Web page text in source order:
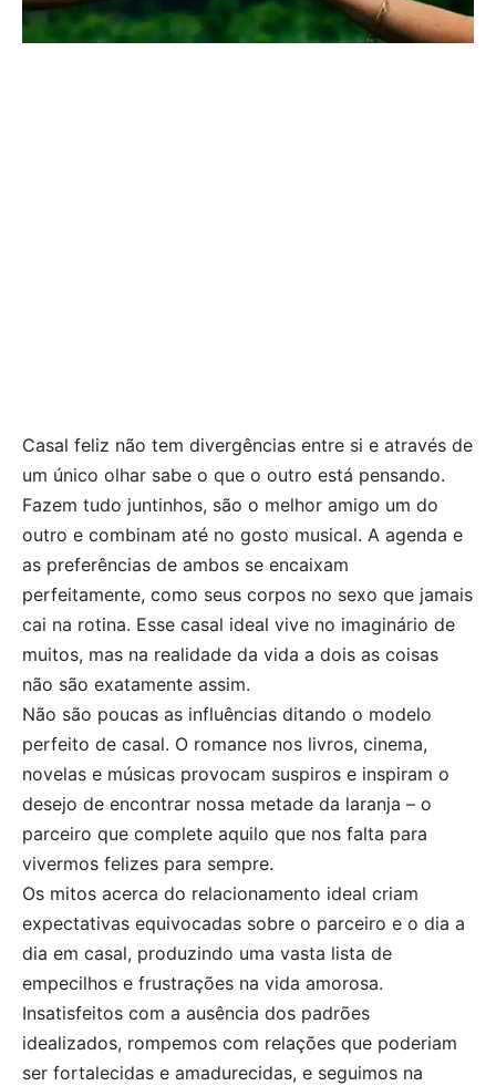
Casal feliz não tem divergências entre si e através de
um único olhar sabe o que o outro está pensando.
Fazem tudo juntinhos, são o melhor amigo um do
outro e combinam até no gosto musical. A agenda e
as preferências de ambos se encaixam
perfeitamente, como seus corpos no sexo que jamais
cai na rotina. Esse casal ideal vive no imaginário de
muitos, mas na realidade da vida a dois as coisas
não são exatamente assim.
Não são poucas as influências ditando o modelo
perfeito de casal. O romance nos livros, cinema,
novelas e músicas provocam suspiros e inspiram o
desejo de encontrar nossa metade da laranja – o
parceiro que complete aquilo que nos falta para
vivermos felizes para sempre.
Os mitos acerca do relacionamento ideal criam
expectativas equivocadas sobre o parceiro e o dia a
dia em casal, produzindo uma vasta lista de
empecilhos e frustrações na vida amorosa.
Insatisfeitos com a ausência dos padrões
idealizados, rompemos com relações que poderiam
ser fortalecidas e amadurecidas, e seguimos na